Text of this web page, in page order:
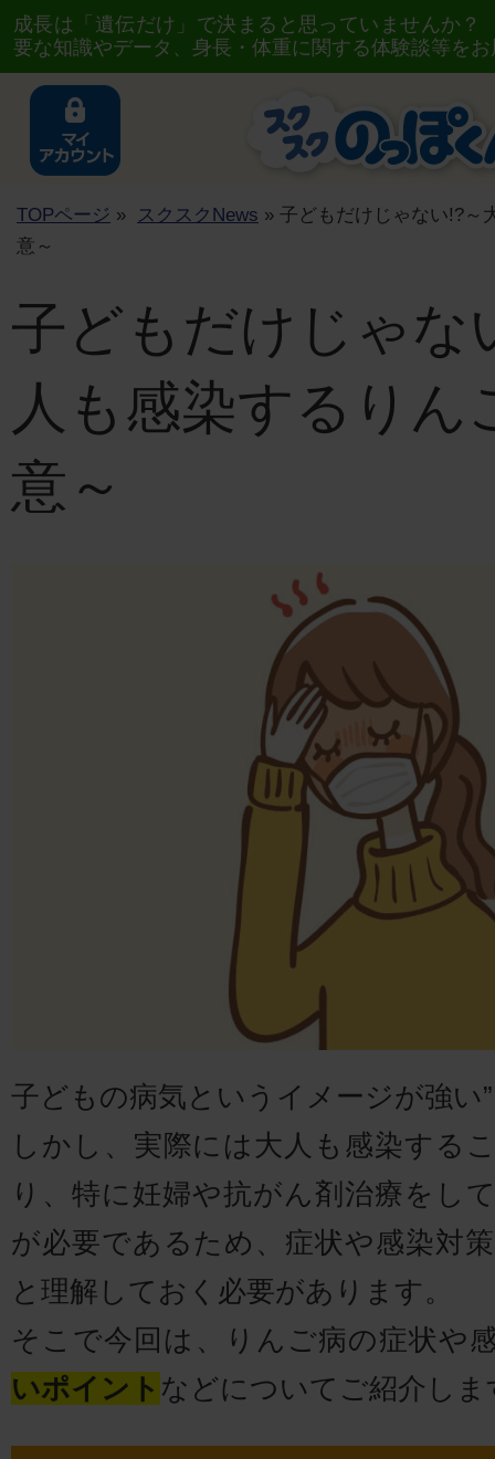
成長は「遺伝だけ」で決まると思っていませんか
要な知識やデータ、身長・体重に関する体験談等を
TOPページ » スクスクNews » 子どもだけじゃない!?～
意～
子どもだけじゃな
人も感染するりん
意～
子どもの病気というイメージが強い
しかし、実際には大人も感染する
り、特に妊婦や抗がん剤治療をし
が必要であるため、症状や感染対
と理解しておく必要があります。
そこで今回は、りんご病の症状や
いポイント などについてご紹介しま